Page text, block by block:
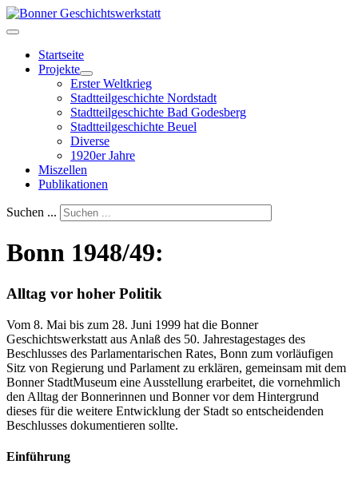
Startseite
Projekte
Erster Weltkrieg
Stadtteilgeschichte Nordstadt
Stadtteilgeschichte Bad Godesberg
Stadtteilgeschichte Beuel
Diverse
1920er Jahre
Miszellen
Publikationen
Suchen ...
Bonn 1948/49:
Alltag vor hoher Politik
Vom 8. Mai bis zum 28. Juni 1999 hat die Bonner
Geschichtswerkstatt aus Anlaß des 50. Jahrestagestages des
Beschlusses des Parlamentarischen Rates, Bonn zum vorläufigen
Sitz von Regierung und Parlament zu erklären, gemeinsam mit dem
Bonner StadtMuseum eine Ausstellung erarbeitet, die vornehmlich
den Alltag der Bonnerinnen und Bonner vor dem Hintergrund
dieses für die weitere Entwicklung der Stadt so entscheidenden
Beschlusses dokumentieren sollte.
Einführung